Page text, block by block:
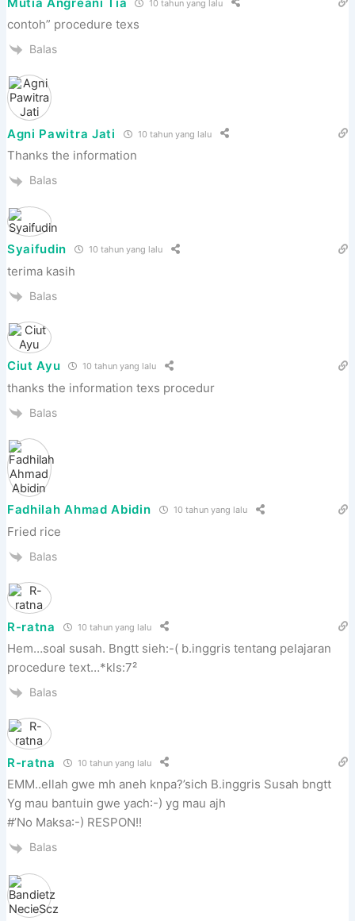
10 tahun yang lalu
contoh” procedure texs
Balas
Agni Pawitra Jati 10 tahun yang lalu
Thanks the information
Balas
Syaifudin 10 tahun yang lalu
terima kasih
Balas
Ciut Ayu 10 tahun yang lalu
thanks the information texs procedur
Balas
Fadhilah Ahmad Abidin 10 tahun yang lalu
Fried rice
Balas
R-ratna 10 tahun yang lalu
Hem…soal susah. Bngtt sieh:-( b.inggris tentang pelajaran
procedure text…*kls:7²
Balas
R-ratna 10 tahun yang lalu
EMM..ellah gwe mh aneh knpa?’sich B.inggris Susah bngtt
Yg mau bantuin gwe yach:-) yg mau ajh
#’No Maksa:-) RESPON!!
Balas